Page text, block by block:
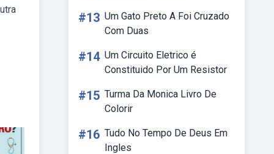
#13 Um Gato Preto A Foi Cruzado
Com Duas
#14 Um Circuito Eletrico é
Constituido Por Um Resistor
#15 Turma Da Monica Livro De
Colorir
#16 Tudo No Tempo De Deus Em
Ingles